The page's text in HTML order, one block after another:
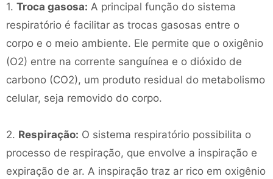
1. Troca gasosa: A principal função do sistema
respiratório é facilitar as trocas gasosas entre o
corpo e o meio ambiente. Ele permite que o oxigênio
(O2) entre na corrente sanguínea e o dióxido de
carbono (CO2), um produto residual do metabolismo
celular, seja removido do corpo.
2. Respiração: O sistema respiratório possibilita o
processo de respiração, que envolve a inspiração e
expiração de ar. A inspiração traz ar rico em oxigênio